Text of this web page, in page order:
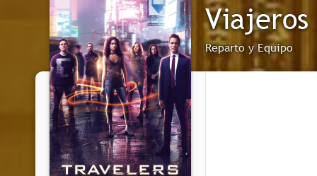
Viajeros
Reparto y Equipo